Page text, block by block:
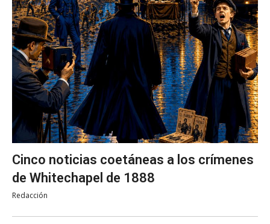
Cinco noticias coetáneas a los crímenes
de Whitechapel de 1888
Redacción